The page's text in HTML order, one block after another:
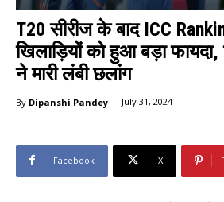
T20 सीरीज के बाद ICC
खिलाड़ियों को हुआ बड़ा
ने मारी लंबी छलांग
By Dipanshi Pandey - July 31, 2024
Facebook X